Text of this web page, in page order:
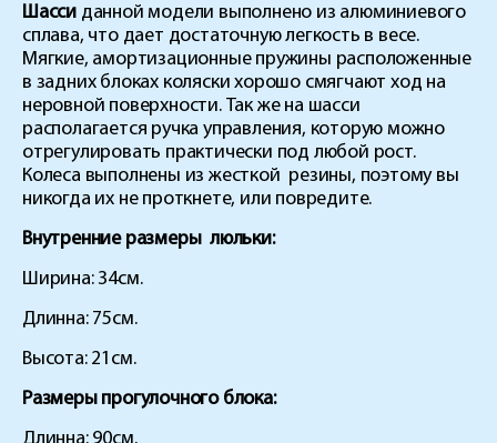
Шасси данной модели выполнено из алюминиевого
сплава, что дает достаточную легкость в весе.
Мягкие, амортизационные пружины расположенные
в задних блоках коляски хорошо смягчают ход на
неровной поверхности. Так же на шасси
располагается ручка управления, которую можно
отрегулировать практически под любой рост.
Колеса выполнены из жесткой резины, поэтому вы
никогда их не проткнете, или повредите.
Внутренние размеры люльки:
Ширина: 34см.
Длинна: 75см.
Высота: 21см.
Размеры прогулочного блока: